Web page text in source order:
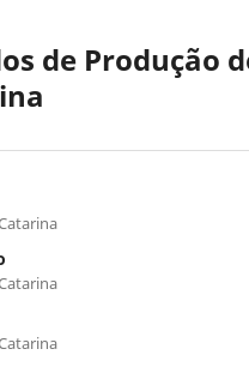
de Produção